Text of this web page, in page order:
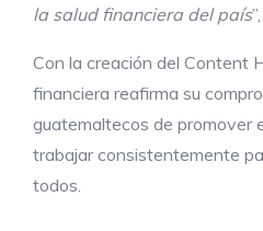
la salud financiera del país
Con la creación del Content
financiera reafirma su
guatemaltecos de promover
trabajar consistentemente
todos.